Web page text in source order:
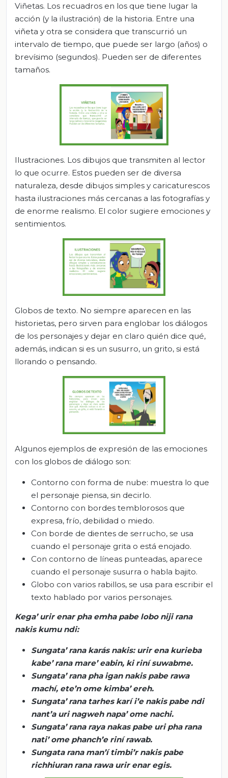
Viñetas. Los recuadros en los que tiene lugar la
acción (y la ilustración) de la historia. Entre una
viñeta y otra se considera que transcurrió un
intervalo de tiempo, que puede ser largo (años) o
brevísimo (segundos). Pueden ser de diferentes
tamaños.
Ilustraciones. Los dibujos que transmiten al lector
lo que ocurre. Estos pueden ser de diversa
naturaleza, desde dibujos simples y caricaturescos
hasta ilustraciones más cercanas a las fotografías y
de enorme realismo. El color sugiere emociones y
sentimientos.
Globos de texto. No siempre aparecen en las
historietas, pero sirven para englobar los diálogos
de los personajes y dejar en claro quién dice qué,
además, indican si es un susurro, un grito, si está
llorando o pensando.
Algunos ejemplos de expresión de las emociones
con los globos de diálogo son:
Contorno con forma de nube: muestra lo que
el personaje piensa, sin decirlo.
Contorno con bordes temblorosos que
expresa, frío, debilidad o miedo.
Con borde de dientes de serrucho, se usa
cuando el personaje grita o está enojado.
Con contorno de líneas punteadas, aparece
cuando el personaje susurra o habla bajito.
Globo con varios rabillos, se usa para escribir el
texto hablado por varios personajes.
Kega’urir enar pha emha pabelobo nijirana
nakis kumu ndi:
Sungata’ rana karás nakis:urir ena kurieba
kabe’ rana mare’eabin, ki riní suwabme.
Sungata’ rana pha igan nakis pabe rawa
machí, ete’n ome kimba’ereh.
Sungata’ rana tarhes karí i’e nakis pabe ndi
nant’a uri nagwehnapa’ome nachi.
Sungata’ rana raya nakas pabe uri pharana
nati’ome phanch’e riní rawab.
Sungatarana man’í timbi’r nakis pabe
richhiuranrana rawa urir enar egis.